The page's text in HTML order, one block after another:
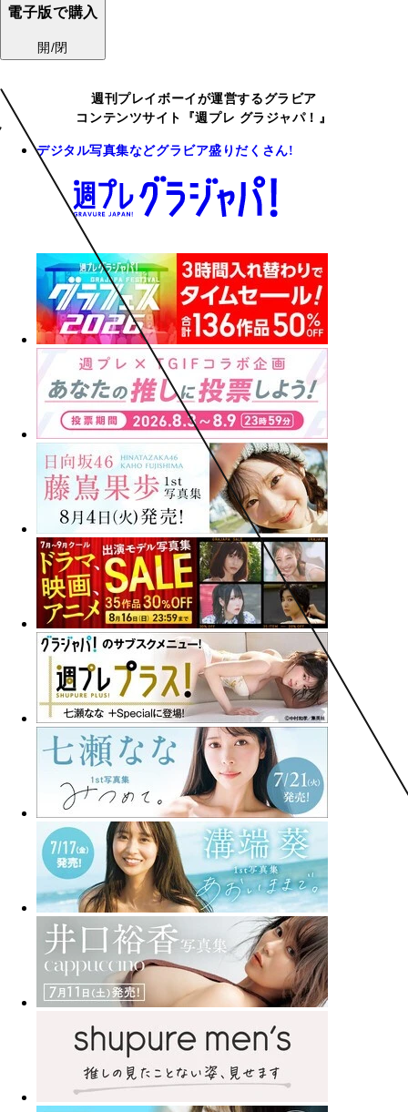
電子版で購入
開/閉
週刊プレイボーイが運営するグラビア
コンテンツサイト『週プレ グラジャパ！』
デジタル写真集などグラビア盛りだくさん!